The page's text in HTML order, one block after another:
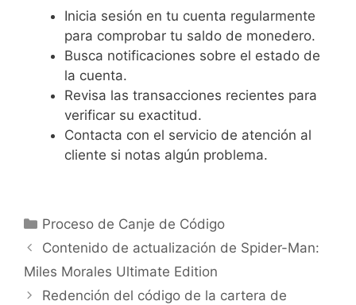
Inicia sesión en tu cuenta regularmente
para comprobar tu saldo de monedero.
Busca notificaciones sobre el estado de
la cuenta.
Revisa las transacciones recientes para
verificar su exactitud.
Contacta con el servicio de atención al
cliente si notas algún problema.
Categories
Proceso de Canje de Código
Contenido de actualización de Spider-Man:
Miles Morales Ultimate Edition
Redención del código de la cartera de